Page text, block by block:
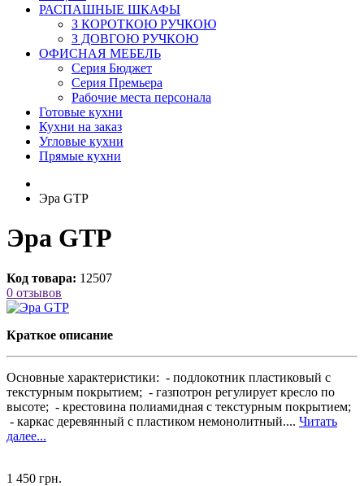
РАСПАШНЫЕ ШКАФЫ
З КОРОТКОЮ РУЧКОЮ
З ДОВГОЮ РУЧКОЮ
ОФИСНАЯ МЕБЕЛЬ
Серия Бюджет
Серия Премьера
Рабочие места персонала
Готовые кухни
Кухни на заказ
Угловые кухни
Прямые кухни
Эра GTP
Эра GTP
Код товара: 12507
0 отзывов
Краткое описание
Основные характеристики: - подлокотник пластиковый с
текстурным покрытием; - газпотрон регулирует кресло по
высоте; - крестовина полиамидная с текстурным покрытием;
- каркас деревянный с пластиком немонолитный.... Читать
далее...
1 450 грн.